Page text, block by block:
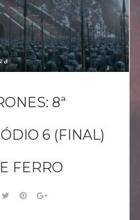
8ª
6 (FINAL)
FERRO